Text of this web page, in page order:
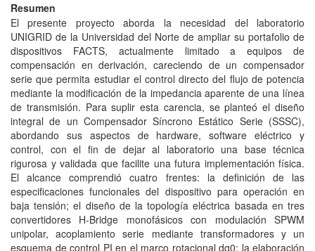
Resumen
El presente proyecto aborda la necesidad del laboratorio
UNIGRID de la Universidad del Norte de ampliar su portafolio de
dispositivos FACTS, actualmente limitado a equipos de
compensación en derivación, careciendo de un compensador
serie que permita estudiar el control directo del flujo de potencia
mediante la modificación de la impedancia aparente de una línea
de transmisión. Para suplir esta carencia, se planteó el diseño
integral de un Compensador Síncrono Estático Serie (SSSC),
abordando sus aspectos de hardware, software eléctrico y
control, con el fin de dejar al laboratorio una base técnica
rigurosa y validada que facilite una futura implementación física.
El alcance comprendió cuatro frentes: la definición de las
especificaciones funcionales del dispositivo para operación en
baja tensión; el diseño de la topología eléctrica basada en tres
convertidores H-Bridge monofásicos con modulación SPWM
unipolar, acoplamiento serie mediante transformadores y un
esquema de control PI en el marco rotacional dq0; la elaboración